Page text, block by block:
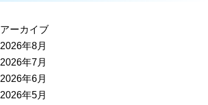
アーカイブ
2026年8月
2026年7月
2026年6月
2026年5月